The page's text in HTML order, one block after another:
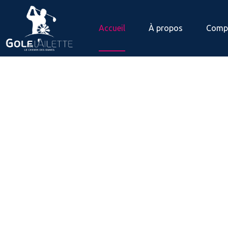
Accueil À propos